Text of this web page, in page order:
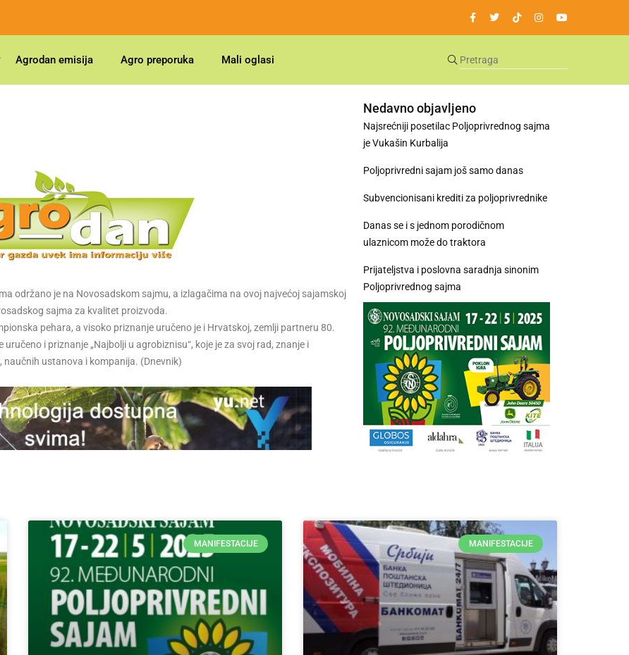
Agrodan emisija Agro preporuka Mali oglasi
održano je na Novosadskom sajmu, a izlagačima na ovoj najvećoj sajamskoj
sajma za kvalitet proizvoda.
pehara, a visoko priznanje uručeno je i Hrvatskoj, zemlji partneru 80.
i priznanje „Najbolji u agrobiznisu“, koje je za svoj rad, znanje i
ustanova i kompanija. (Dnevnik)
Nedavno objavljeno
Najsrećniji posetilac Poljoprivrednog sajma
je Vukašin Kurbalija
Poljoprivredni sajam još samo danas
Subvencionisani krediti za poljoprivrednike
Danas se i s jednom porodičnom
ulaznicom može do traktora
Prijateljstva i poslovna saradnja sinonim
Poljoprivrednog sajma
MANIFESTACIJE MANIFESTACIJE